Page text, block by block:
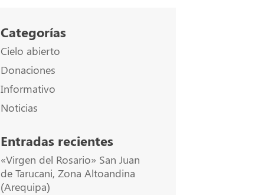
Categorías
Cielo abierto
Donaciones
Informativo
Noticias
Entradas recientes
«Virgen del Rosario» San Juan
de Tarucani, Zona Altoandina
(Arequipa)